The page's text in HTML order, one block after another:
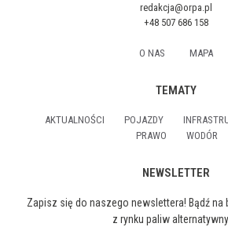
redakcja@orpa.pl
+48 507 686 158
O NAS MAPA
TEMATY
AKTUALNOŚCI POJAZDY
PRAWO
WODÓR
NEWSLETTER
Zapisz się do naszego newslettera! Bądź
z rynku paliw